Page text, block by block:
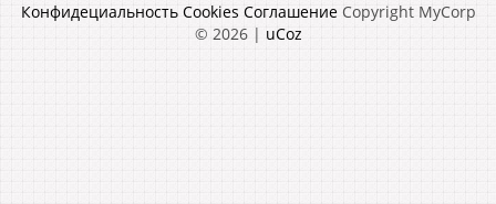
Конфидециальность Cookies Соглашение Copyright MyCorp
© 2026| uCoz